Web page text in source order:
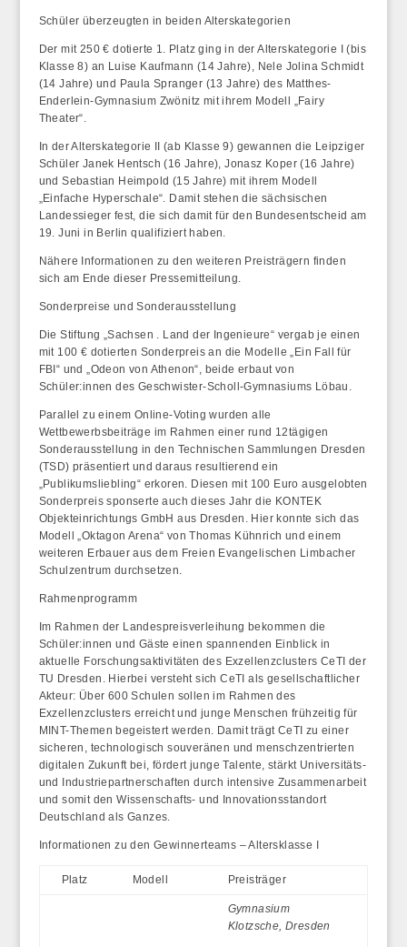
Schüler überzeugten in beiden Alterskategorien
Der mit 250 € dotierte 1. Platz ging in der Alterskategorie I (bis
Klasse 8) an Luise Kaufmann (14 Jahre), Nele Jolina Schmidt
(14 Jahre) und Paula Spranger (13 Jahre) des Matthes-
Enderlein-Gymnasium Zwönitz mit ihrem Modell „Fairy
Theater“.
In der Alterskategorie II (ab Klasse 9) gewannen die Leipziger
Schüler Janek Hentsch (16 Jahre), Jonasz Koper (16 Jahre)
und Sebastian Heimpold (15 Jahre) mit ihrem Modell
„Einfache Hyperschale“. Damit stehen die sächsischen
Landessieger fest, die sich damit für den Bundesentscheid am
19. Juni in Berlin qualifiziert haben.
Nähere Informationen zu den weiteren Preisträgern finden
sich am Ende dieser Pressemitteilung.
Sonderpreise und Sonderausstellung
Die Stiftung „Sachsen . Land der Ingenieure“ vergab je einen
mit 100 € dotierten Sonderpreis an die Modelle „ Ein Fall für
FBI “ und „Odeon von Athenon“, beide erbaut von
Schüler:innen des Geschwister-Scholl-Gymnasiums Löbau.
Parallel zu einem Online-Voting wurden alle
Wettbewerbsbeiträge im Rahmen einer rund 12tägigen
Sonderausstellung in den Technischen Sammlungen Dresden
(TSD) präsentiert und daraus resultierend ein
„Publikumsliebling“ erkoren. Diesen mit 100 Euro ausgelobten
Sonderpreis sponserte auch dieses Jahr die KONTEK
Objekteinrichtungs GmbH aus Dresden. Hier konnte sich das
Modell „Oktagon Arena“ von Thomas Kühnrich und einem
weiteren Erbauer aus dem Freien Evangelischen Limbacher
Schulzentrum durchsetzen.
Rahmenprogramm
Im Rahmen der Landespreisverleihung bekommen die
Schüler:innen und Gäste einen spannenden Einblick in
aktuelle Forschungsaktivitäten des Exzellenzclusters CeTI der
TU Dresden. Hierbei versteht sich CeTI als gesellschaftlicher
Akteur: Über 600 Schulen sollen im Rahmen des
Exzellenzclusters erreicht und junge Menschen frühzeitig für
MINT-Themen begeistert werden. Damit trägt CeTI zu einer
sicheren, technologisch souveränen und menschzentrierten
digitalen Zukunft bei, fördert junge Talente, stärkt Universitäts-
und Industriepartnerschaften durch intensive Zusammenarbeit
und somit den Wissenschafts- und Innovationsstandort
Deutschland als Ganzes.
Informationen zu den Gewinnerteams – Altersklasse I
Platz Modell Preisträger
Gymnasium
Klotzsche, Dresden